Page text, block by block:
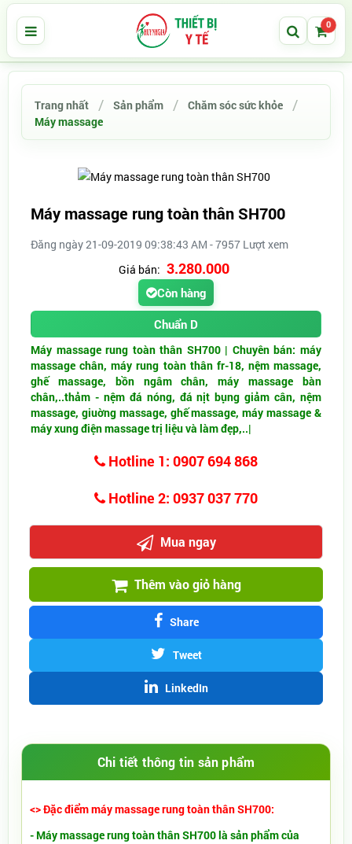
0
Trang nhất Sản phẩm
Chăm sóc sức khỏe
Máy massage
Máy massage rung toàn thân SH700
Đăng ngày 21-09-2019 09:38:43 AM - 7957 Lượt xem
Giá bán: 3.280.000
Còn hàng
Chuẩn D
Máy massage rung toàn thân SH700 | Chuyên bán: máy
massage chân, máy rung toàn thân fr-18, nệm massage,
ghế massage, bồn ngâm chân, máy massage bàn
chân,..thảm - nệm đá nóng, đá nịt bụng giảm cân, nệm
massage, giuờng massage, ghế massage, máy massage &
máy xung điện massage trị liệu và làm đẹp,..|
Hotline 1: 0907 694 868
Hotline 2: 0937 037 770
Mua ngay
Thêm vào giỏ hàng
Share
Tweet
LinkedIn
Chi tiết thông tin sản phẩm
<> Đặc điểm máy massage rung toàn thân SH700:
- Máy massage rung toàn thân SH700 là sản phẩm của